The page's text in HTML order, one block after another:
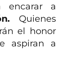
encarar a
Quienes
el honor
aspiran a